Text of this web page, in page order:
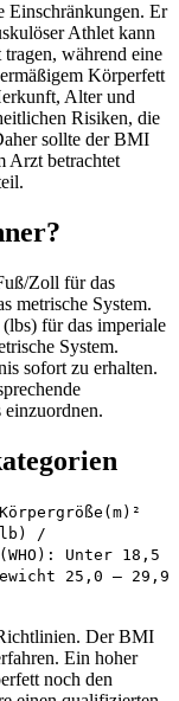
Einschränkungen. Er
Athlet kann
während eine
Körperfett
Alter und
Risiken, die
sollte der BMI
Arzt betrachtet
Zoll für das
metrische System.
für das imperiale
System.
sofort zu erhalten.
/
Unter 18,5
25,0 – 29,9
Der BMI
Ein hoher
noch den